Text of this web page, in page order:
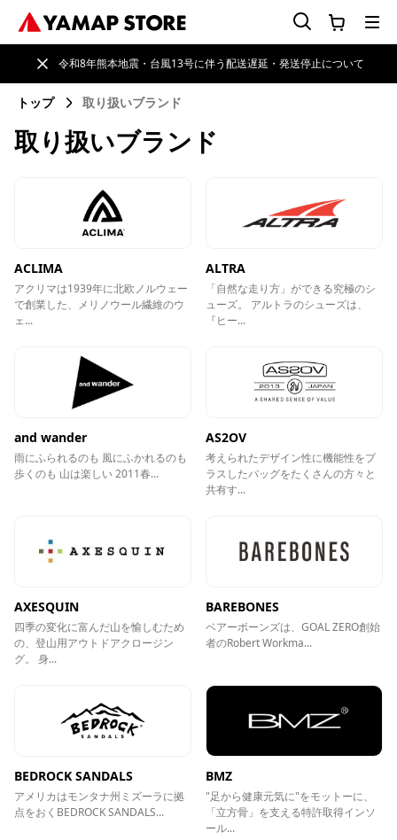
令和8年熊本地震・台風13号に伴う配送遅延・発送停止について
トップ 取り扱いブランド
取り扱いブランド
ACLIMA
アクリマは1939年に北欧ノルウェー
で創業した、メリノウール繊維のウ
ェ...
ALTRA
「自然な走り方」ができる究極のシ
ューズ。 アルトラのシューズは、
『ヒー...
and wander
雨にふられるのも 風にふかれるのも
歩くのも 山は楽しい 2011春...
AS2OV
考えられたデザイン性に機能性をプ
ラスしたバッグをたくさんの方々と
共有す...
AXESQUIN
四季の変化に富んだ山を愉しむため
の、登山用アウトドアクロージン
グ。 身...
BAREBONES
ベアーボーンズは、GOAL ZERO創始
者のRobert Workma...
BEDROCK SANDALS
アメリカはモンタナ州ミズーラに拠
点をおくBEDROCK SANDALS...
BMZ
"足から健康元気に"をモットーに、
「立方骨」を支える特許取得インソ
ール...